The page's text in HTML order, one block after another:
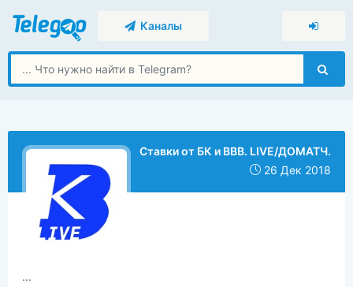
Каналы
Ставки от БК и ВВВ. LIVE/ДОМАТЧ.
26 Дек 2018
...